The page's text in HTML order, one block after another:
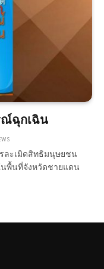
ณ์ฉุกเฉิน
ะเมิดสิทธิมนุษยชน
พื้นที่จังหวัดชายแดน